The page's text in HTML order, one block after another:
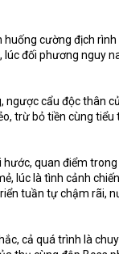
huống cường địch rình
đối phương nguy
ngược cẩu độc thân
trừ bỏ tiền cùng tiểu
hước, quan điểm trong
lúc là tình cảnh chiến
tuần tự chậm rãi,
cả quá trình là